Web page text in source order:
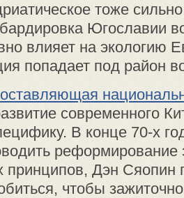
тоже
Югославии
влияет на экологию
попадает под район
современного
В конце 70-х
реформирование
Дэн Сяопин
чтобы